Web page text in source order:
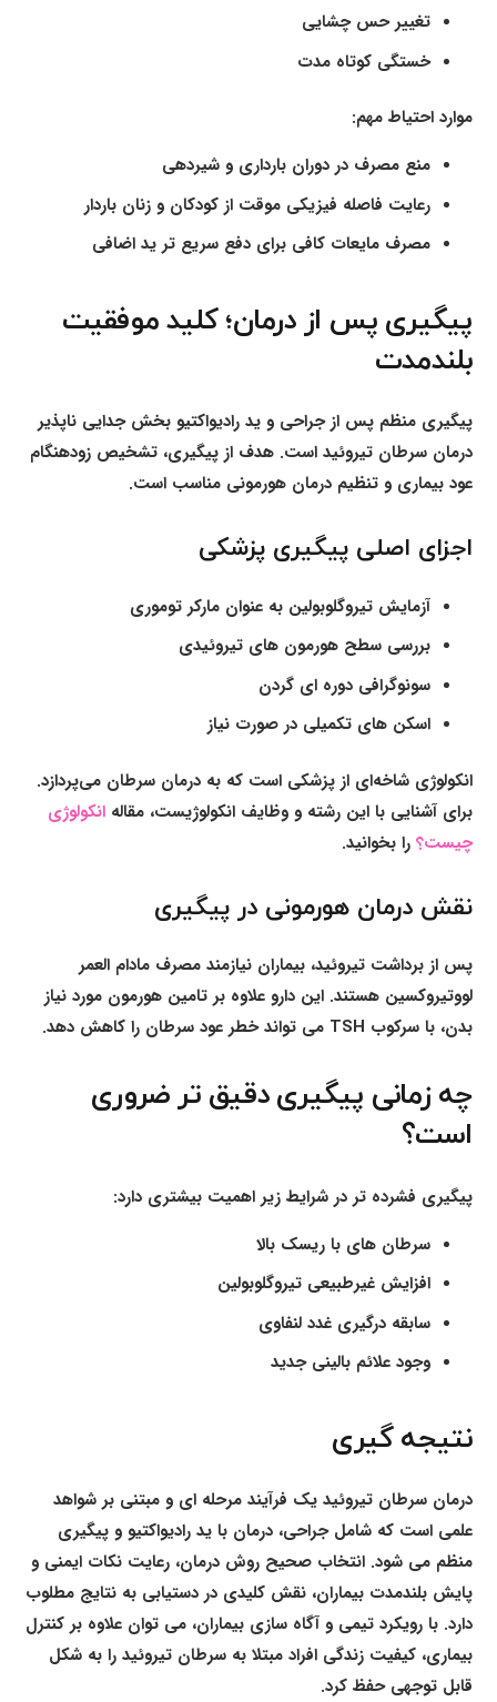
تغییر حس چشایی
خستگی کوتاه مدت
موارد احتیاط مهم:
منع مصرف در دوران بارداری و شیردهی
رعایت فاصله فیزیکی موقت از کودکان و زنان باردار
مصرف مایعات کافی برای دفع سریع تر ید اضافی
پیگیری پس از درمان؛ کلید موفقیت
بلندمدت
پیگیری منظم پس از جراحی و ید رادیواکتیو بخش جدایی ناپذیر
درمان سرطان تیروئید است. هدف از پیگیری، تشخیص زودهنگام
عود بیماری و تنظیم درمان هورمونی مناسب است.
اجزای اصلی پیگیری پزشکی
آزمایش تیروگلوبولین به عنوان مارکر توموری
بررسی سطح هورمون های تیروئیدی
سونوگرافی دوره ای گردن
اسکن های تکمیلی در صورت نیاز
انکولوژی شاخه‌ای از پزشکی است که به درمان سرطان می‌پردازد.
برای آشنایی با این رشته و وظایف انکولوژیست، مقالهانکولوژی
چیست؟ را بخوانید.
نقش درمان هورمونی در پیگیری
پس از برداشت تیروئید، بیماران نیازمند مصرف مادام العمر
لووتیروکسین هستند. این دارو علاوه بر تامین هورمون مورد نیاز
بدن، با سرکوب TSH می تواند خطر عود سرطان را کاهش دهد.
چه زمانی پیگیری دقیق تر ضروری
است؟
پیگیری فشرده تر در شرایط زیر اهمیت بیشتری دارد:
سرطان های با ریسک بالا
افزایش غیرطبیعی تیروگلوبولین
سابقه درگیری غدد لنفاوی
وجود علائم بالینی جدید
نتیجه گیری
درمان سرطان تیروئید یک فرآیند مرحله ای و مبتنی بر شواهد
علمی است که شامل جراحی، درمان با ید رادیواکتیو و پیگیری
منظم می شود. انتخاب صحیح روش درمان، رعایت نکات ایمنی و
پایش بلندمدت بیماران، نقش کلیدی در دستیابی به نتایج مطلوب
دارد. با رویکرد تیمی و آگاه سازی بیماران، می توان علاوه بر کنترل
بیماری، کیفیت زندگی افراد مبتلا به سرطان تیروئید را به شکل
قابل توجهی حفظ کرد.